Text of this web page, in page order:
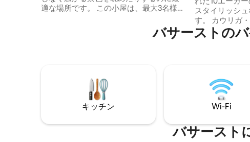
適な場所です。 この小屋は、最大3名様ま
プンプランのスタジオ小屋です。 コンマ
ラは67ヘクタール（167エーカー）です。
相当）に参加して、私たちの野生生物保
護区で絶滅危惧種の動物を見たりしまし
い低木林の中にあり、コンマラ・ホーム
か15分です。
スタイリッシ
す。 カウリガ
山、マッコー
見渡せます。 美しいキングサイズのベッ
トまたはハン
馬、ジャージ
ができます。
ピットと屋外
な村とすべて
ラードア、ブ
か数分です。
バサーストの
キッチン Wi-Fi
バサースト